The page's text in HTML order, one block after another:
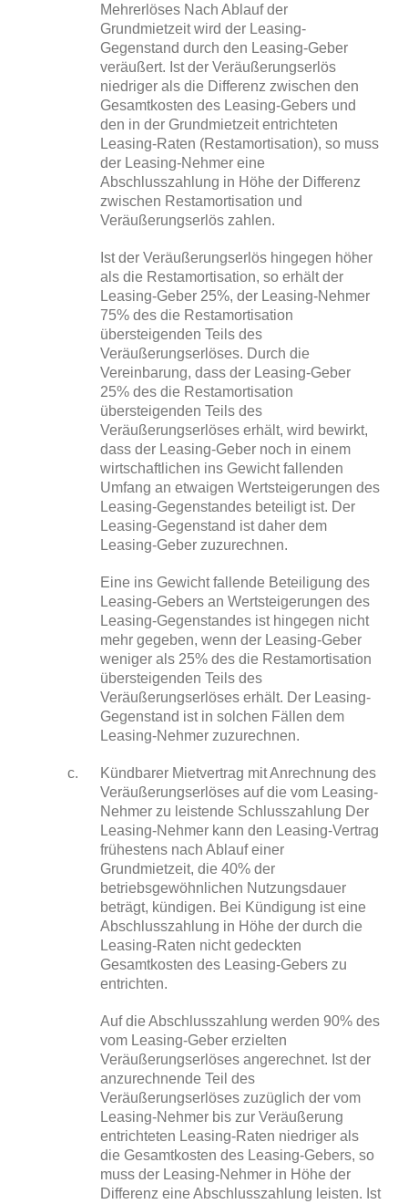
Mehrerlöses Nach Ablauf der
Grundmietzeit wird der Leasing-
Gegenstand durch den Leasing-Geber
veräußert. Ist der Veräußerungserlös
niedriger als die Differenz zwischen den
Gesamtkosten des Leasing-Gebers und
den in der Grundmietzeit entrichteten
Leasing-Raten (Restamortisation), so muss
der Leasing-Nehmer eine
Abschlusszahlung in Höhe der Differenz
zwischen Restamortisation und
Veräußerungserlös zahlen.
Ist der Veräußerungserlös hingegen höher
als die Restamortisation, so erhält der
Leasing-Geber 25%, der Leasing-Nehmer
75% des die Restamortisation
übersteigenden Teils des
Veräußerungserlöses. Durch die
Vereinbarung, dass der Leasing-Geber
25% des die Restamortisation
übersteigenden Teils des
Veräußerungserlöses erhält, wird bewirkt,
dass der Leasing-Geber noch in einem
wirtschaftlichen ins Gewicht fallenden
Umfang an etwaigen Wertsteigerungen des
Leasing-Gegenstandes beteiligt ist. Der
Leasing-Gegenstand ist daher dem
Leasing-Geber zuzurechnen.
Eine ins Gewicht fallende Beteiligung des
Leasing-Gebers an Wertsteigerungen des
Leasing-Gegenstandes ist hingegen nicht
mehr gegeben, wenn der Leasing-Geber
weniger als 25% des die Restamortisation
übersteigenden Teils des
Veräußerungserlöses erhält. Der Leasing-
Gegenstand ist in solchen Fällen dem
Leasing-Nehmer zuzurechnen.
Kündbarer Mietvertrag mit Anrechnung des
Veräußerungserlöses auf die vom Leasing-
Nehmer zu leistende Schlusszahlung Der
Leasing-Nehmer kann den Leasing-Vertrag
frühestens nach Ablauf einer
Grundmietzeit, die 40% der
betriebsgewöhnlichen Nutzungsdauer
beträgt, kündigen. Bei Kündigung ist eine
Abschlusszahlung in Höhe der durch die
Leasing-Raten nicht gedeckten
Gesamtkosten des Leasing-Gebers zu
entrichten.
Auf die Abschlusszahlung werden 90% des
vom Leasing-Geber erzielten
Veräußerungserlöses angerechnet. Ist der
anzurechnende Teil des
Veräußerungserlöses zuzüglich der vom
Leasing-Nehmer bis zur Veräußerung
entrichteten Leasing-Raten niedriger als
die Gesamtkosten des Leasing-Gebers, so
muss der Leasing-Nehmer in Höhe der
Differenz eine Abschlusszahlung leisten. Ist